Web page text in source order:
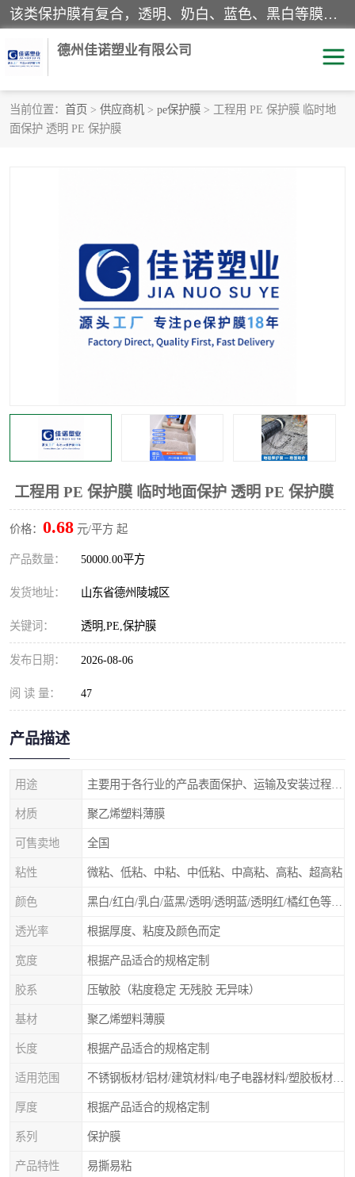
该类保护膜有复合，透明、奶白、蓝色、黑白等膜型。特高粘，高粘，中高粘，中粘，中低粘，低粘等。对于不同的粘力要求有相应的产品相适配。无胶渍残留污染。在较宽的收卷幅度下平整无皱纹，收卷长度大，利于机械化及自动化施工粘贴。为您的产品提供的表面保护解决方案。 产品广泛适用于：铝材、不锈钢、金属、塑料、电子、家电、家具、玻璃、化工材料、装饰材料等。
德州佳诺塑业有限公司
当前位置： 首页 > 供应商机 > pe保护膜 > 工程用 PE 保护膜 临时地
面保护 透明 PE 保护膜
工程用 PE 保护膜 临时地面保护 透明 PE 保护膜
价格： 0.68 元/平方 起
产品数量： 50000.00平方
发货地址： 山东省德州陵城区
关键词： 透明,PE,保护膜
发布日期： 2026-08-06
阅 读 量： 47
产品描述
用途
材质 聚乙烯塑料薄膜
可售卖地 全国
粘性 微粘、低粘、中粘、中低粘、中高粘、高粘、超高粘
颜色
透光率 根据厚度、粘度及颜色而定
宽度 根据产品适合的规格定制
胶系 压敏胶（粘度稳定 无残胶 无异味）
基材 聚乙烯塑料薄膜
长度 根据产品适合的规格定制
适用范围
厚度 根据产品适合的规格定制
系列 保护膜
产品特性 易撕易粘
pe保护膜
黑白保护膜 乳白保护膜
明蓝保护膜 纯黑保护膜
印字保护膜 彩钢板保护膜
不锈钢板保护膜 一次性隔离膜